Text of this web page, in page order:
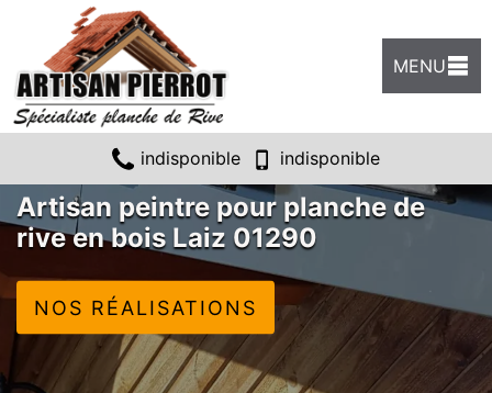
MENU
indisponible indisponible
Artisan peintre pour planche de
rive en bois Laiz 01290
NOS RÉALISATIONS